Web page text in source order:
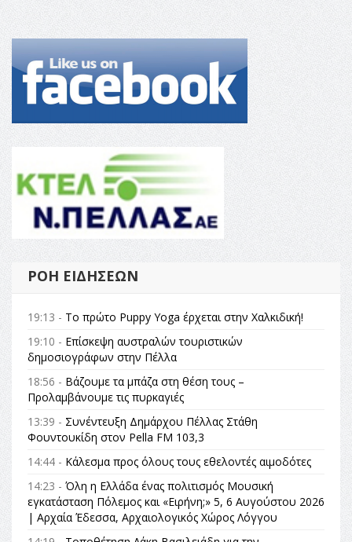
ΡΟΉ ΕΙΔΉΣΕΩΝ
19:13 - Το πρώτο Puppy Yoga έρχεται στην Χαλκιδική!
19:10 - Επίσκεψη αυστραλών τουριστικών
δημοσιογράφων στην Πέλλα
18:56 - Βάζουμε τα μπάζα στη θέση τους –
Προλαμβάνουμε τις πυρκαγιές
13:39 - Συνέντευξη Δημάρχου Πέλλας Στάθη
Φουντουκίδη στον Pella FM 103,3
14:44 - Κάλεσμα προς όλους τους εθελοντές αιμοδότες
14:23 - Όλη η Ελλάδα ένας πολιτισμός Μουσική
εγκατάσταση Πόλεμος και «Ειρήνη;» 5, 6 Αυγούστου 2026
| Αρχαία Έδεσσα, Αρχαιολογικός Χώρος Λόγγου